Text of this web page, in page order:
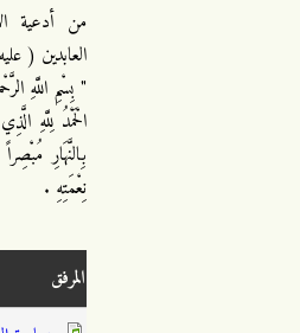
من أدعية
العابدين (
" بِسْمِ اللَّهِ
الْحَمْدُ لِلَّهِ
بِالنَّهَارِ
نِعْمَتِهِ .
المرفق